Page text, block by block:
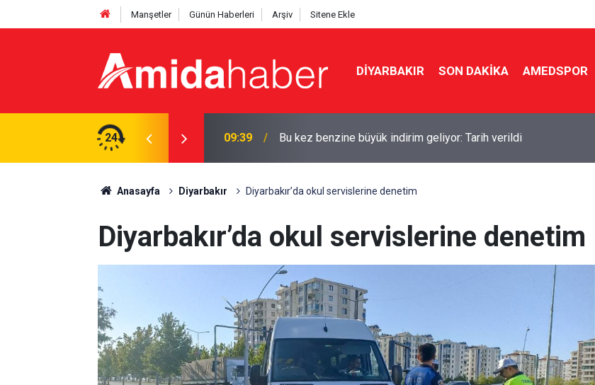
Manşetler Günün Haberleri Arşiv Sitene Ekle
DIYARBAKIR SON DAKIKA AMEDSPOR
24 09:37 Hasankeyf Tüneli girişinde kaza: 12 yaralı
Anasayfa Diyarbakır Diyarbakır’da okul servislerine denetim
Diyarbakır’da okul servislerine denetim